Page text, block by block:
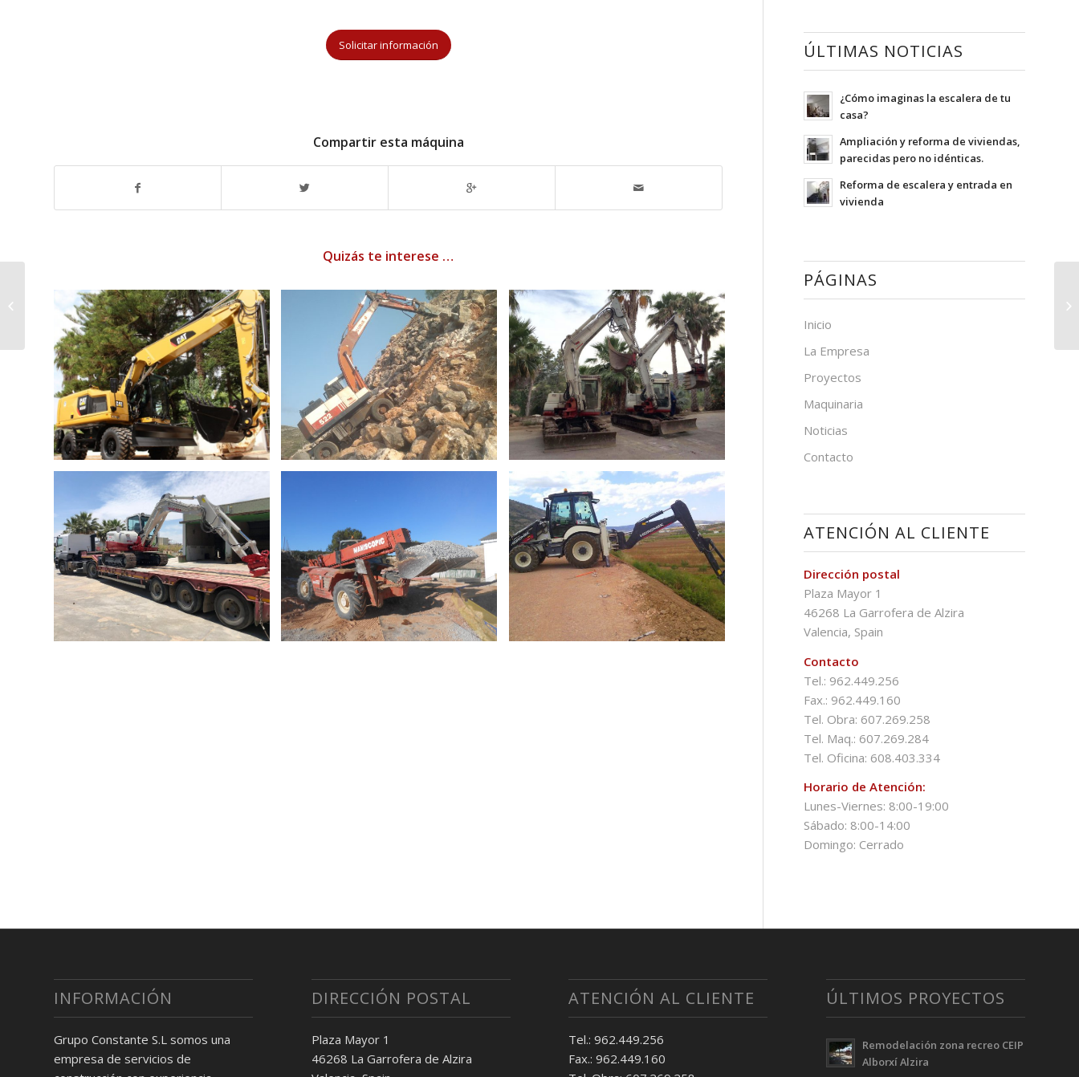
Solicitar información
Compartir esta máquina
Quizás te interese …
EXCAVADORA
CARGADORA
CATERPILLAR M320F DE
RUEDAS
EXCAVADORA DE OBRA
AUTOMOTRIZ – GURIA
MINIEXCAVADORA
TAKEUCHI ORUGAS
GOMA E HIDRÁULICA
DE CADENAS
MÁQUINA
MINIEXCAVADORA
TAKEUCHI MODELO
TB290
MANITOU MODELO MT
1337 SL TURBO
RETROEXCAVADORA
HIDROMEK MODELO
HMK 102B
ÚLTIMAS NOTICIAS
¿Cómo imaginas la escalera de tu
casa?
Ampliación y reforma de viviendas,
parecidas pero no idénticas.
Reforma de escalera y entrada en
vivienda
PÁGINAS
Inicio
La Empresa
Proyectos
Maquinaria
Noticias
Contacto
ATENCIÓN AL CLIENTE
Dirección postal
Plaza Mayor 1
46268 La Garrofera de Alzira
Valencia, Spain
Contacto
Tel.: 962.449.256
Fax.: 962.449.160
Tel. Obra: 607.269.258
Tel. Maq.: 607.269.284
Tel. Oficina: 608.403.334
Horario de Atención:
Lunes-Viernes: 8:00-19:00
Sábado: 8:00-14:00
Domingo: Cerrado
INFORMACIÓN
Grupo Constante S.L somos una
empresa de servicios de
DIRECCIÓN POSTAL
Plaza Mayor 1
46268 La Garrofera de Alzira
ATENCIÓN AL CLIENTE
Tel.: 962.449.256
Fax.: 962.449.160
ÚLTIMOS PROYECTOS
Remodelación zona recreo CEIP
Alborxí Alzira
BIENVENIDOS AL BLOG
DE GRUPO CONSTANTE